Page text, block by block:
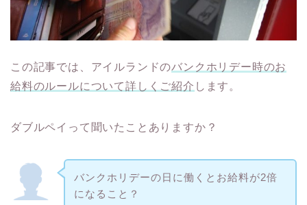
この記事では、アイルランドのバンクホリデー時のお
給料のルールについて詳しくご紹介 します。
ダブルペイって聞いたことありますか？
バンクホリデーの日に働くとお給料が2倍
になること？